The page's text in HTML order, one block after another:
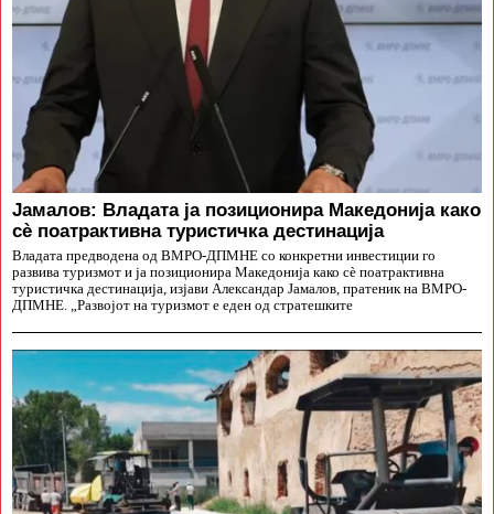
Јамалов: Владата ја позиционира Македонија како
сè поатрактивна туристичка дестинација
Владата предводена од ВМРО-ДПМНЕ со конкретни инвестиции го
развива туризмот и ја позиционира Македонија како сè поатрактивна
туристичка дестинација, изјави Александар Јамалов, пратеник на ВМРО-
ДПМНЕ. „Развојот на туризмот е еден од стратешките